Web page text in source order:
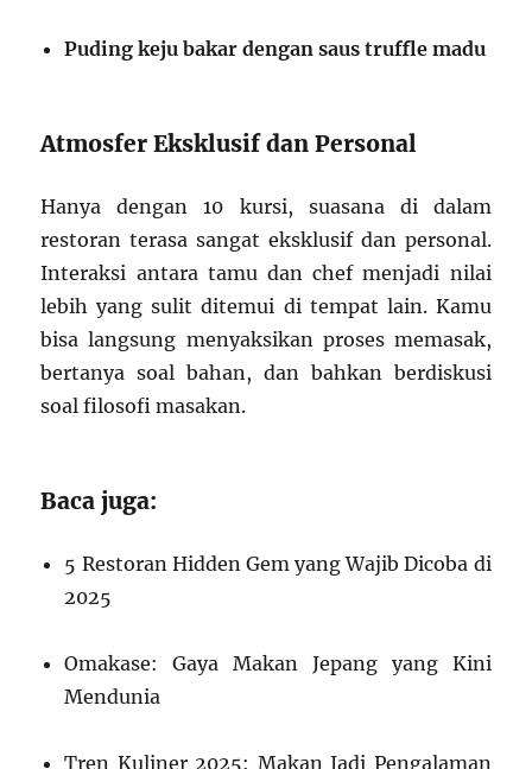
Puding keju bakar dengan saus truffle madu
Atmosfer Eksklusif dan Personal
Hanya dengan 10 kursi, suasana di dalam
restoran terasa sangat eksklusif dan personal.
Interaksi antara tamu dan chef menjadi nilai
lebih yang sulit ditemui di tempat lain. Kamu
bisa langsung menyaksikan proses memasak,
bertanya soal bahan, dan bahkan berdiskusi
soal filosofi masakan.
Baca juga:
5 Restoran Hidden Gem yang Wajib Dicoba di
2025
Omakase: Gaya Makan Jepang yang Kini
Mendunia
Tren Kuliner 2025: Makan Jadi Pengalaman